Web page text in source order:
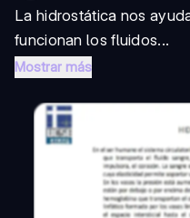
La hidrostática nos
funcionan los fluidos...
Mostrar más